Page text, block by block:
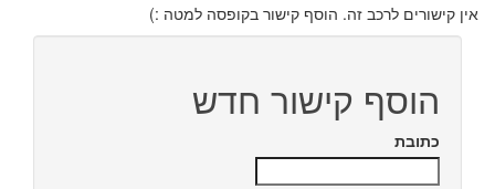
אין קישורים לרכב זה. הוסף קישור בקופסה למטה :)
הוסף קישור חדש
כתובת